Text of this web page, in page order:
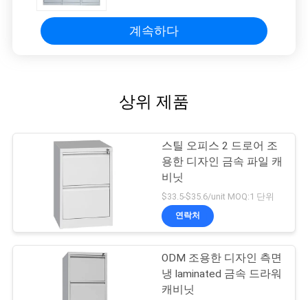
계속하다
상위 제품
스틸 오피스 2 드로어 조
용한 디자인 금속 파일 캐
비닛
$33.5-$35.6/unit MOQ:1 단위
연락처
ODM 조용한 디자인 측면
냉 laminated 금속 드라워
캐비닛